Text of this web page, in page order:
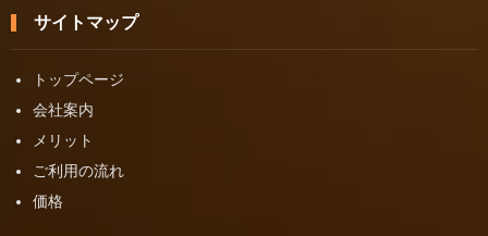
サイトマップ
トップページ
会社案内
メリット
ご利用の流れ
価格